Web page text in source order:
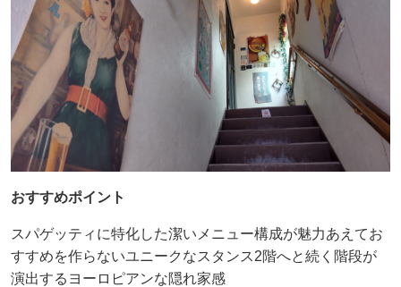
おすすめポイント
スパゲッティに特化した潔いメニュー構成が魅力あえてお
すすめを作らないユニークなスタンス2階へと続く階段が
演出するヨーロピアンな隠れ家感